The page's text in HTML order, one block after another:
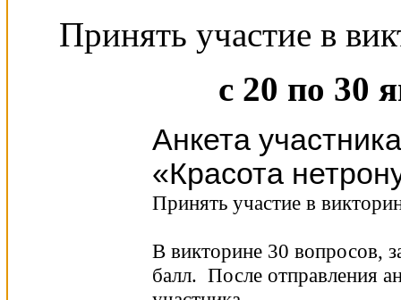
Принять участие в
с 20 по 30